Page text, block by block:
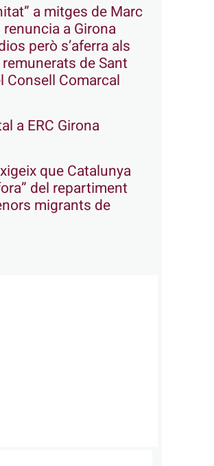
a mitges de Marc
a Girona
però s’aferra als
de Sant
Consell Comarcal
a ERC Girona
que Catalunya
del repartiment
migrants de